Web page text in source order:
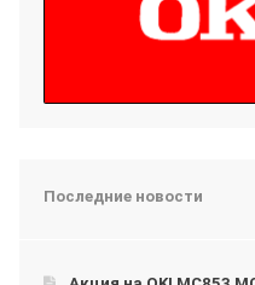
Последние новости